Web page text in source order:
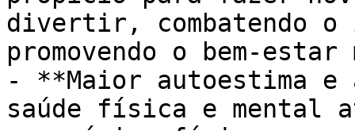
divertir, combatendo o
promovendo o bem-
- **Maior autoestima e
saúde física e mental